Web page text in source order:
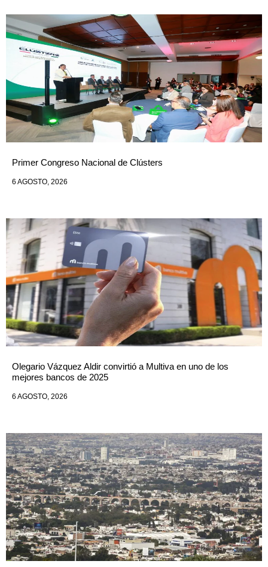
Primer Congreso Nacional de Clústers
6 AGOSTO, 2026
Olegario Vázquez Aldir convirtió a Multiva en uno de los
mejores bancos de 2025
6 AGOSTO, 2026